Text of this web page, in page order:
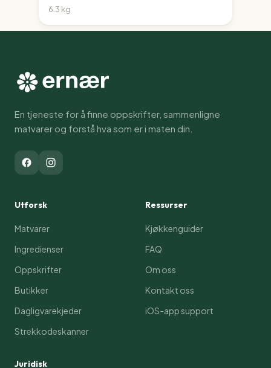
6.3 kg
En tjeneste for å finne oppskrifter, sammenligne
matvarer og forstå hva som er i maten din.
Utforsk
Matvarer
Ingredienser
Oppskrifter
Butikker
Dagligvarekjeder
Strekkodeskanner
Ressurser
Kjøkkenguider
FAQ
Om oss
Kontakt oss
iOS-app support
Juridisk